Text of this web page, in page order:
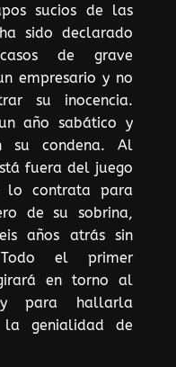
sucios de las
sido declarado
de grave
empresario y no
su inocencia.
año sabático y
su condena. Al
fuera del juego
lo contrata para
de su sobrina,
años atrás sin
Todo el primer
en torno al
para hallarla
la genialidad de